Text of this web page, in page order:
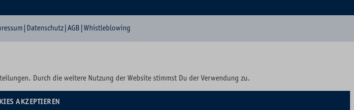
Datenschutz AGB Whistleblowing
Durch die weitere Nutzung der Website stimmst Du der Verwendung zu.
AKZEPTIEREN